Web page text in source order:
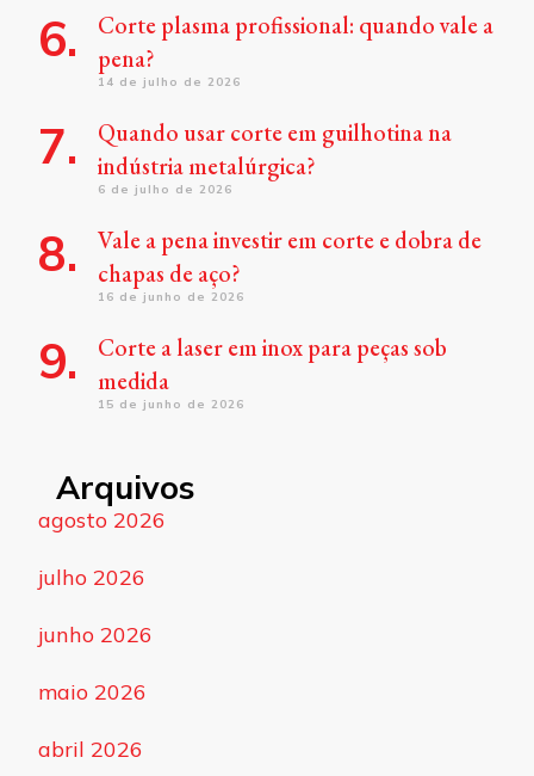
Corte plasma profissional: quando vale a
pena?
14 de julho de 2026
Quando usar corte em guilhotina na
indústria metalúrgica?
6 de julho de 2026
Vale a pena investir em corte e dobra de
chapas de aço?
16 de junho de 2026
Corte a laser em inox para peças sob
medida
15 de junho de 2026
Arquivos
agosto 2026
julho 2026
junho 2026
maio 2026
abril 2026